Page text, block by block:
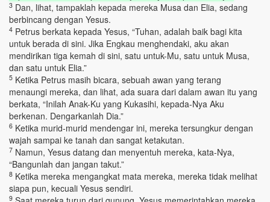
3 Dan, lihat, tampaklah kepada mereka Musa dan Elia, sedang
berbincang dengan Yesus.
4 Petrus berkata kepada Yesus, “Tuhan, adalah baik bagi kita
untuk berada di sini. Jika Engkau menghendaki, aku akan
mendirikan tiga kemah di sini, satu untuk-Mu, satu untuk Musa,
dan satu untuk Elia.”
5 Ketika Petrus masih bicara, sebuah awan yang terang
menaungi mereka, dan lihat, ada suara dari dalam awan itu yang
berkata, “Inilah Anak-Ku yang Kukasihi, kepada-Nya Aku
berkenan. Dengarkanlah Dia.”
6 Ketika murid-murid mendengar ini, mereka tersungkur dengan
wajah sampai ke tanah dan sangat ketakutan.
7 Namun, Yesus datang dan menyentuh mereka, kata-Nya,
“Bangunlah dan jangan takut.”
8 Ketika mereka mengangkat mata mereka, mereka tidak melihat
siapa pun, kecuali Yesus sendiri.
9